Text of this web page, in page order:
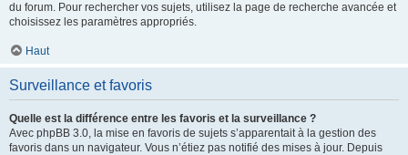
du forum. Pour rechercher vos sujets, utilisez la page de recherche avancée et
choisissez les paramètres appropriés.
Haut
Surveillance et favoris
Quelle est la différence entre les favoris et la surveillance ?
Avec phpBB 3.0, la mise en favoris de sujets s’apparentait à la gestion des
favoris dans un navigateur. Vous n’étiez pas notifié des mises à jour. Depuis